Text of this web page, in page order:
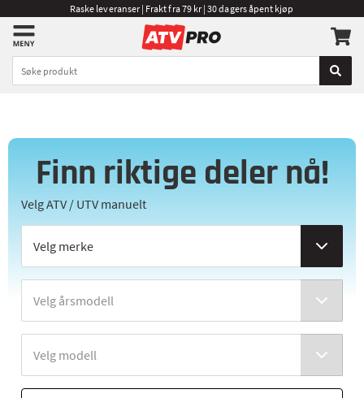
Raske leveranser | Frakt fra 79 kr | 30 dagers åpent kjøp
Finn riktige deler nå!
Velg ATV / UTV manuelt